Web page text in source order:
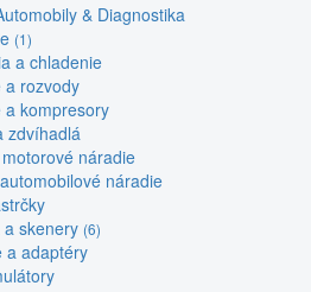
& Diagnostika
(1)
a chladenie
a rozvody
a kompresory
zdvíhadlá
náradie
náradie
skenery (6)
a adaptéry